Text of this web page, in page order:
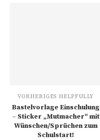
VORHERIGES HELPFULLY
Bastelvorlage Einschulung
– Sticker „Mutmacher“ mit
Wünschen/Sprüchen zum
Schulstart!